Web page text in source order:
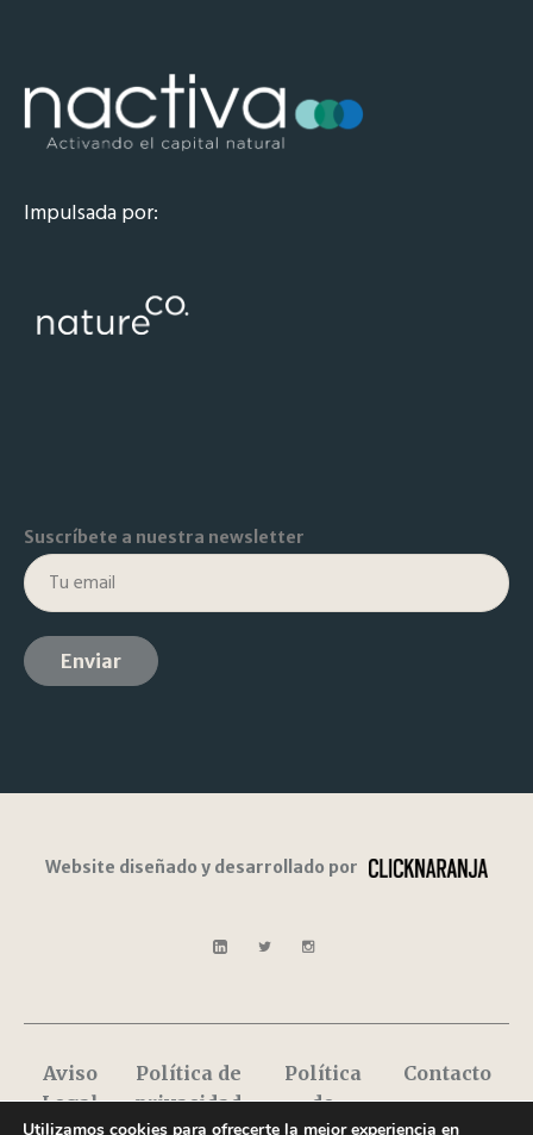
Impulsada por:
Suscríbete a nuestra newsletter
Website diseñado y desarrollado por
Aviso
Legal
Política de
privacidad
Política
de
Contacto
Utilizamos cookies para ofrecerte la mejor experiencia en